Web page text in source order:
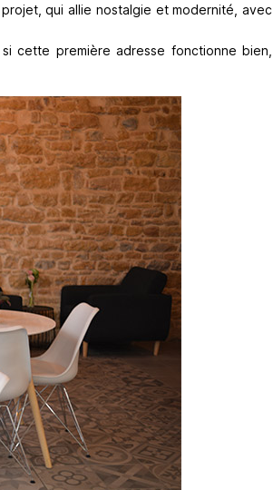
qui allie nostalgie et modernité, avec
cette première adresse fonctionne bien,